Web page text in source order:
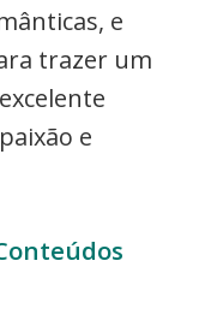
e
trazer um
e